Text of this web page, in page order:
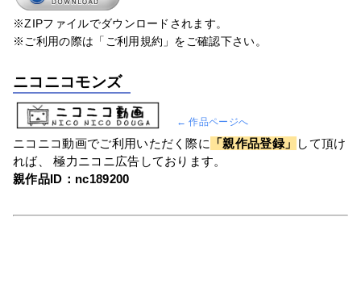
※ZIPファイルでダウンロードされます。
※ご利用の際は「ご利用規約」をご確認下さい。
ニコニコモンズ
← 作品ページへ
ニコニコ動画でご利用いただく際に 「親作品登録」
して頂け
れば、 極力ニコニ広告しております。
親作品ID：nc189200